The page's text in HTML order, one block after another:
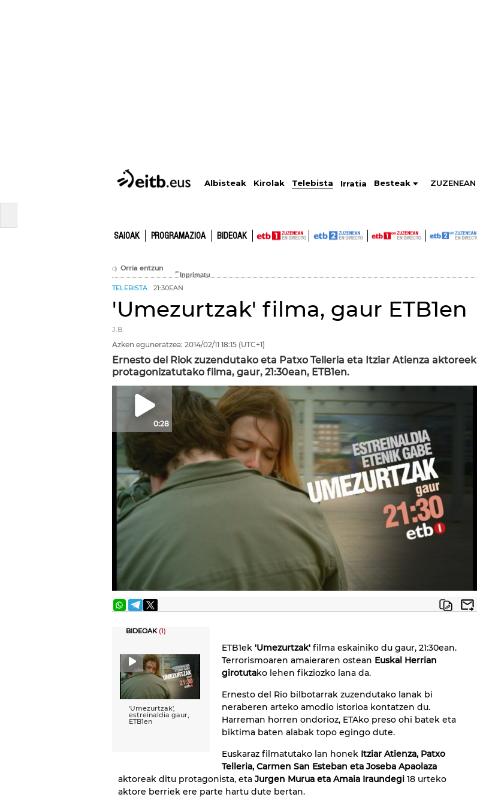
Albisteak Kirolak Telebista Irratia Besteak ZUZENEAN
SAIOAK PROGRAMAZIOA BIDEOAK
Orria entzun
TELEBISTA 21:30EAN
'Umezurtzak' filma, gaur ETB1en
J.B.
Azken eguneratzea: 2014/02/11 18:15 (UTC+1)
Ernesto del Riok zuzendutako eta Patxo Telleria eta Itziar Atienza aktoreek
protagonizatutako filma, gaur, 21:30ean, ETB1en.
0:28
BIDEOAK(1)
'Umezurtzak',
estreinaldia gaur,
ETB1en
ETB1ek 'Umezurtzak' filma eskainiko du gaur, 21:30ean.
Terrorismoaren amaieraren ostean Euskal Herrian
girotutako lehen fikziozko lana da.
Ernesto del Rio bilbotarrak zuzendutako lanak bi
neraberen arteko amodio istorioa kontatzen du.
Harreman horren ondorioz, ETAko preso ohi batek eta
biktima baten alabak topo egingo dute.
Euskaraz filmatutako lan honek Itziar Atienza, Patxo
Telleria, Carmen San Esteban eta Joseba Apaolaza
aktoreak ditu protagonista, eta Jurgen Murua eta Amaia Iraundegi 18 urteko
aktore berriek ere parte hartu dute bertan.